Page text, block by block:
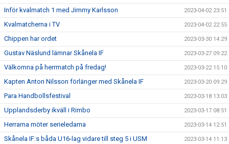
Inför kvalmatch 1 med Jimmy Karlsson 2023-04-02 23:51
Kvalmatcherna i TV 2023-04-02 22:55
Chippen har ordet 2023-03-30 14:29
Gustav Näslund lämnar Skånela IF 2023-03-27 09:22
Välkomna på herrmatch på fredag! 2023-03-22 15:10
Kapten Anton Nilsson förlänger med Skånela IF 2023-03-20 09:29
Para Handbollsfestival 2023-03-18 13:03
Upplandsderby ikväll i Rimbo 2023-03-17 08:51
Herrarna möter serieledarna 2023-03-14 12:51
Skånela IF:s båda U16-lag vidare till steg 5 i USM 2023-03-14 11:13